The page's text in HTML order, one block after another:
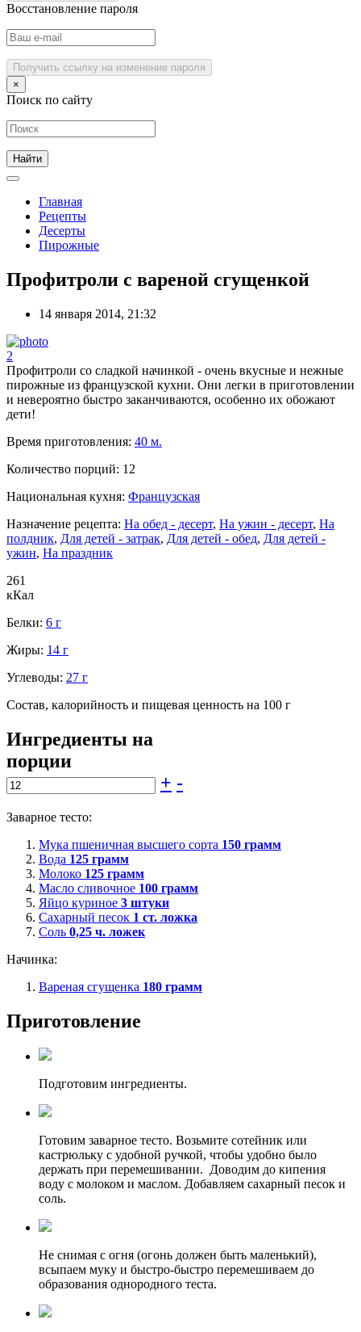
Восстановление пароля
Получить ссылку на изменение пароля
×
Поиск по сайту
Главная
Рецепты
Десерты
Пирожные
Профитроли с вареной сгущенкой
14 января 2014, 21:32
2
Профитроли со сладкой начинкой - очень вкусные и нежные
пирожные из французской кухни. Они легки в приготовлении
и невероятно быстро заканчиваются, особенно их обожают
дети!
Время приготовления: 40 м.
Количество порций: 12
Национальная кухня: Французская
Назначение рецепта: На обед - десерт, На ужин - десерт, На
полдник, Для детей - затрак, Для детей - обед, Для детей -
ужин, На праздник
261
кКал
Белки: 6 г
Жиры: 14 г
Углеводы: 27 г
Состав, калорийность и пищевая ценность на 100 г
Ингредиенты на
порции
+ -
Заварное тесто:
Мука пшеничная высшего сорта 150 грамм
Вода 125 грамм
Молоко 125 грамм
Масло сливочное 100 грамм
Яйцо куриное 3 штуки
Сахарный песок 1 ст. ложка
Соль 0,25 ч. ложек
Начинка:
Вареная сгущенка 180 грамм
Приготовление
Подготовим ингредиенты.
Готовим заварное тесто. Возьмите сотейник или
кастрюльку с удобной ручкой, чтобы удобно было
держать при перемешивании. Доводим до кипения
воду с молоком и маслом. Добавляем сахарный песок и
соль.
Не снимая с огня (огонь должен быть маленький),
всыпаем муку и быстро-быстро перемешиваем до
образования однородного теста.